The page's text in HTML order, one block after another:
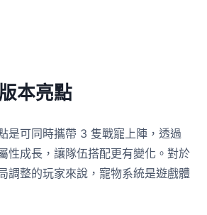
本亮點
是可同時攜帶 3 隻戰寵上陣，透過
性成長，讓隊伍搭配更有變化。對於
調整的玩家來說，寵物系統是遊戲體